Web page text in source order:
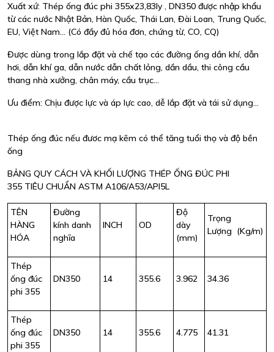
Xuất xứ: Thép ống đúc phi 355x23,83ly , DN350 được nhập khẩu
từ các nước Nhật Bản, Hàn Quốc, Thái Lan, Đài Loan, Trung Quốc,
EU, Việt Nam... (Có đầy đủ hóa đơn, chứng từ, CO, CQ)
Được dùng trong lắp đặt và chế tạo các đường ống dần khí, dẫn
hơi, dẫn khí ga, dẫn nước dẫn chất lỏng, dần dầu, thi công cầu
thang nhà xưởng, chân máy, cầu trục…
Ưu điểm: Chịu được lực và áp lực cao, dễ lắp đặt và tái sử dụng…
Thép ống đúc nếu đươc mạ kẽm có thể tăng tuổi thọ và độ bền
ống
BẢNG QUY CÁCH VÀ KHỐI LƯỢNG THÉP ỐNG ĐÚC PHI
355 TIÊU CHUẨN ASTM A106/A53/API5L
TÊN
HÀNG
HÓA
Đường
kính danh
nghĩa
INCH OD
Độ
dày
(mm)
Trọng
Lượng (Kg/m)
Thép
ống đúc
phi 355
DN350 14 355.6 3.962 34.36
Thép
ống đúc
phi 355
DN350 14 355.6 4.775 41.31